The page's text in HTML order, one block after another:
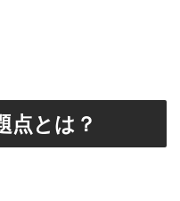
点とは？